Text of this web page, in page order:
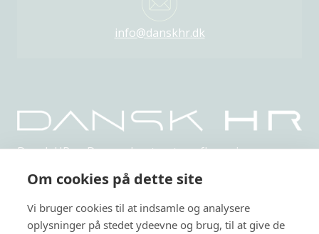
info@danskhr.dk
Dansk HR er Danmarks største uafhængige,
Arrangementer
Om cookies på dette site
Vi bruger cookies til at indsamle og analysere
oplysninger på stedet ydeevne og brug, til at give de